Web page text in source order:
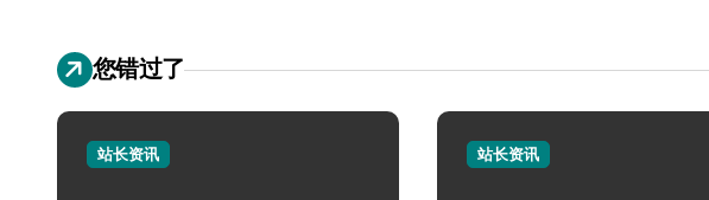
您错过了
站长资讯 站长资讯